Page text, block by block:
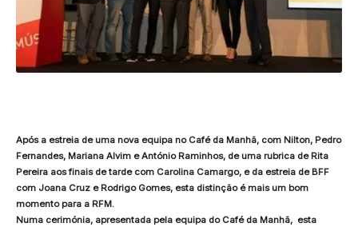
Após a estreia de uma nova equipa no Café da Manhã, com Nilton, Pedro
Fernandes, Mariana Alvim e António Raminhos, de uma rubrica de Rita
Pereira aos finais de tarde com Carolina Camargo, e da estreia de BFF
com Joana Cruz e Rodrigo Gomes, esta distinção é mais um bom
momento para a RFM.
Numa cerimónia, apresentada pela equipa do Café da Manhã, esta